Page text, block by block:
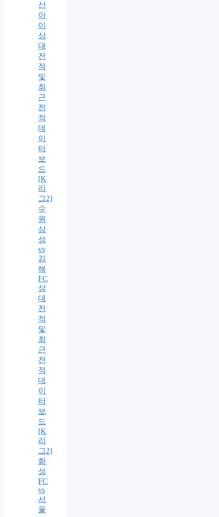
산
아
이
상
대
전
적
및
최
근
전
적
데
이
터
보
드
[K
리
그2]
수
원
삼
성
vs
김
해
FC
상
대
전
적
및
최
근
전
적
데
이
터
보
드
[K
리
그2]
화
성
FC
vs
서
울